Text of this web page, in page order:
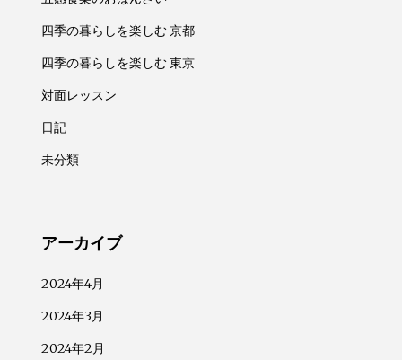
四季の暮らしを楽しむ 京都
四季の暮らしを楽しむ 東京
対面レッスン
日記
未分類
アーカイブ
2024年4月
2024年3月
2024年2月